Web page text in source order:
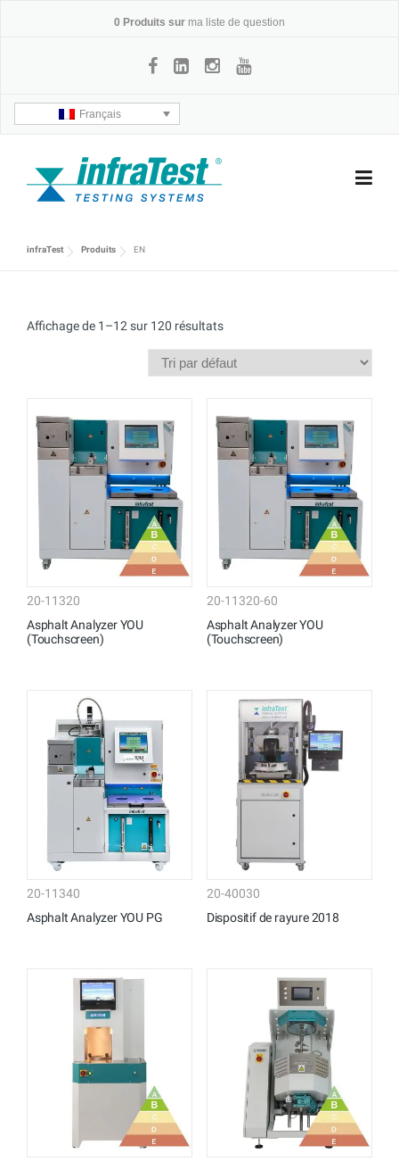
0 Produits sur ma liste de question
Français
infraTest Produits EN
Affichage de 1–12 sur 120 résultats
20-11320
Asphalt Analyzer YOU
(Touchscreen)
20-11320-60
Asphalt Analyzer YOU
(Touchscreen)
20-11340
Asphalt Analyzer YOU PG
20-40030
Dispositif de rayure 2018